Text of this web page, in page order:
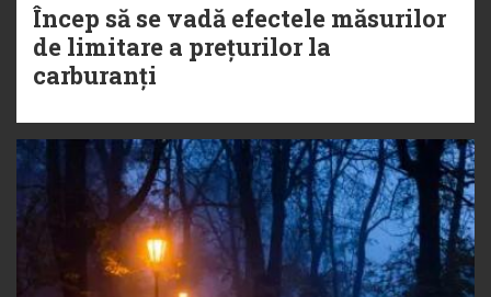
Încep să se vadă efectele măsurilor
de limitare a prețurilor la
carburanți